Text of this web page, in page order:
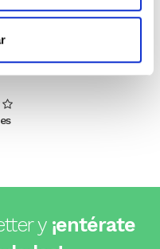
y ¡entérate